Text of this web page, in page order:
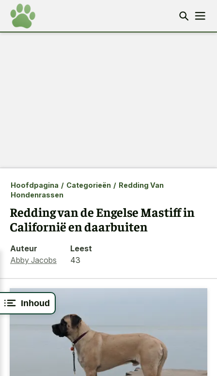
Inhoud
Hoofdpagina / Categorieën / Redding Van
Hondenrassen
Redding van de Engelse Mastiff in
Californië en daarbuiten
Auteur
Abby Jacobs
Leest
43